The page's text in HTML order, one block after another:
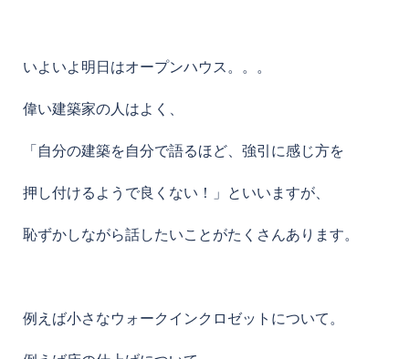
いよいよ明日はオープンハウス。。。
偉い建築家の人はよく、
「自分の建築を自分で語るほど、強引に感じ方を
押し付けるようで良くない！」といいますが、
恥ずかしながら話したいことがたくさんあります。
例えば小さなウォークインクロゼットについて。